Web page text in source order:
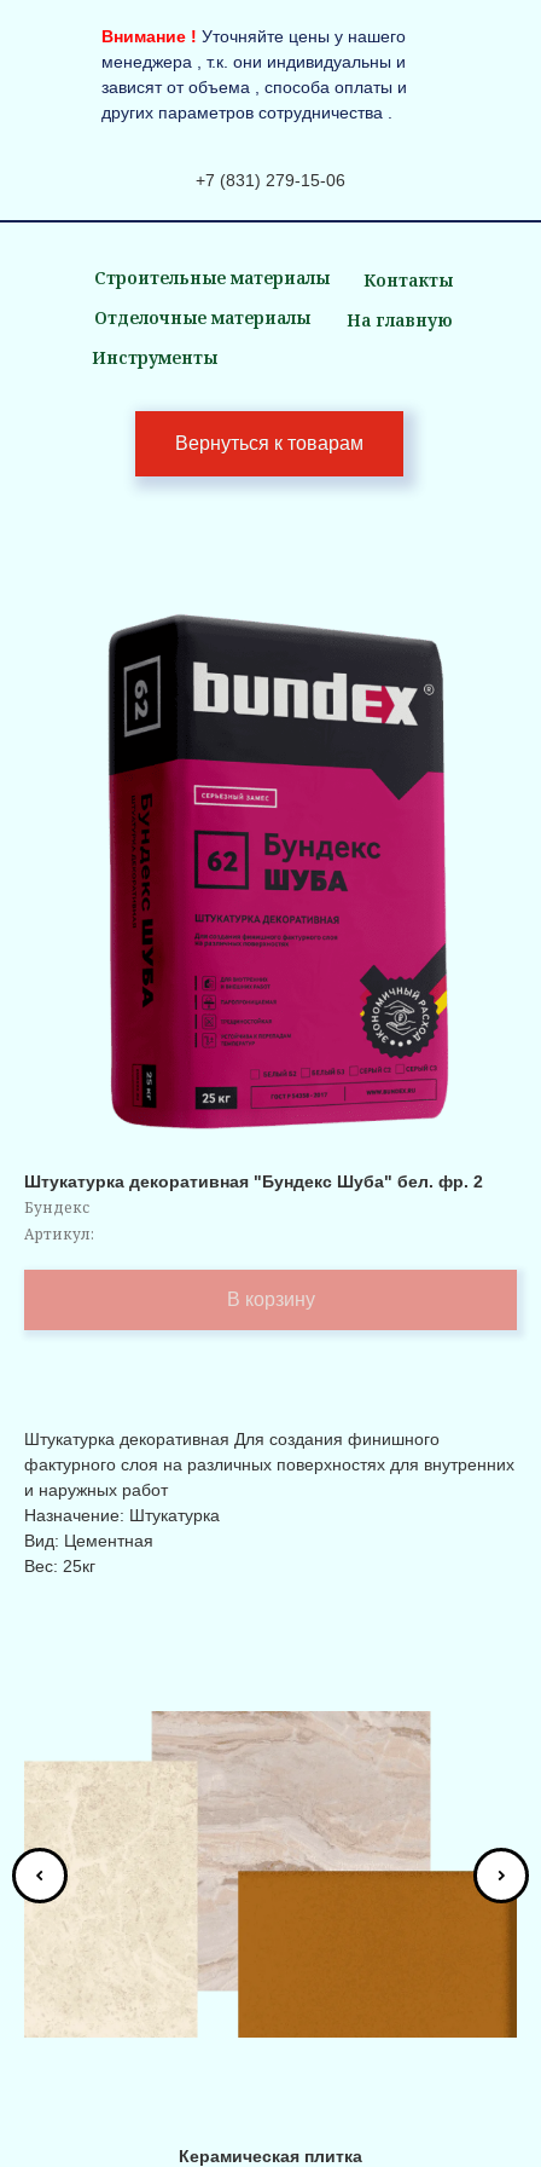
Внимание ! Уточняйте цены у нашего
менеджера , т.к. они индивидуальны и
зависят от объема , способа оплаты и
других параметров сотрудничества .
Вернуться к товарам
Строительные материалы
Отделочные материалы
Инструменты
На главную
Контакты
+7 (831) 279-15-06
Штукатурка декоративная "Бундекс Шуба" бел. фр. 2
Бундекс
Артикул:
В корзину
Штукатурка декоративная Для создания финишного
фактурного слоя на различных поверхностях для внутренних
и наружных работ
Назначение: Штукатурка
Вид: Цементная
Вес: 25кг
Керамическая плитка